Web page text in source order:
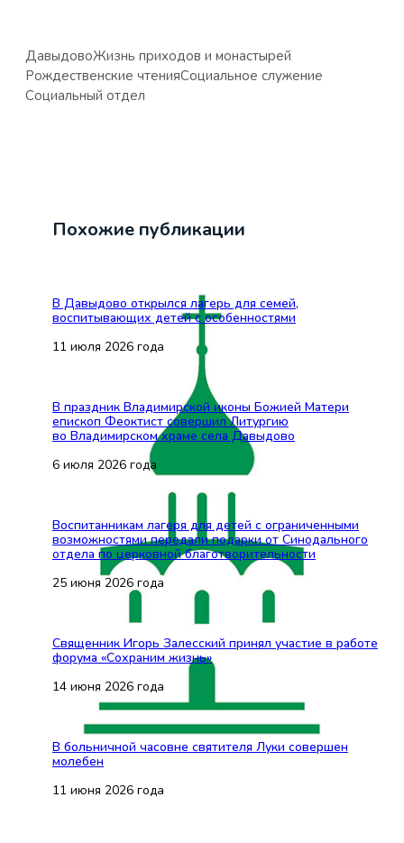
ДавыдовоЖизнь приходов и монастырей
Рождественские чтенияСоциальное служение
Социальный отдел
Похожие публикации
В Давыдово открылся лагерь для семей,
воспитывающих детей с особенностями
11 июля 2026 года
В праздник Владимирской иконы Божией Матери
епископ Феоктист совершил Литургию
во Владимирском храме села Давыдово
6 июля 2026 года
Воспитанникам лагеря для детей с ограниченными
возможностями передали подарки от Синодального
отдела по церковной благотворительности
25 июня 2026 года
Священник Игорь Залесский принял участие в работе
форума «Сохраним жизнь»
14 июня 2026 года
В больничной часовне святителя Луки совершен
молебен
11 июня 2026 года